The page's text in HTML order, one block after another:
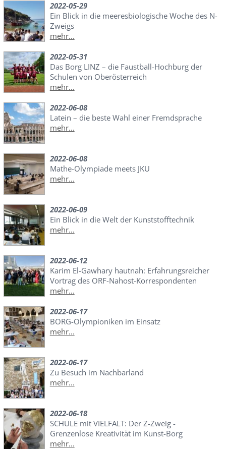
2022-05-29
Ein Blick in die meeresbiologische Woche des N-
Zweigs
mehr...
2022-05-31
Das Borg LINZ – die Faustball-Hochburg der
Schulen von Oberösterreich
mehr...
2022-06-08
Latein – die beste Wahl einer Fremdsprache
mehr...
2022-06-08
Mathe-Olympiade meets JKU
mehr...
2022-06-09
Ein Blick in die Welt der Kunststofftechnik
mehr...
2022-06-12
Karim El-Gawhary hautnah: Erfahrungsreicher
Vortrag des ORF-Nahost-Korrespondenten
mehr...
2022-06-17
BORG-Olympioniken im Einsatz
mehr...
2022-06-17
Zu Besuch im Nachbarland
mehr...
2022-06-18
SCHULE mit VIELFALT: Der Z-Zweig -
Grenzenlose Kreativität im Kunst-Borg
mehr...